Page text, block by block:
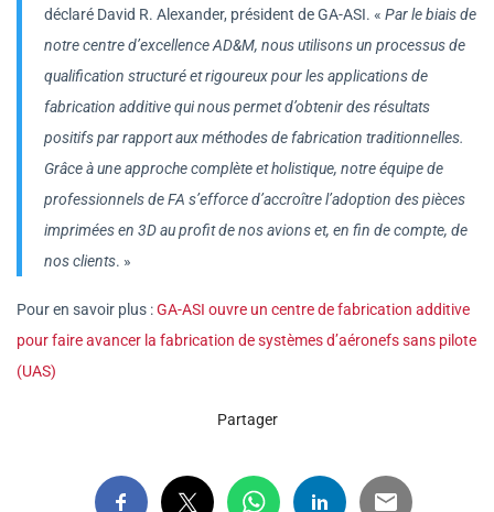
déclaré David R. Alexander, président de GA-ASI. « Par le biais de
notre centre d’excellence AD&M, nous utilisons un processus de
qualification structuré et rigoureux pour les applications de
fabrication additive qui nous permet d’obtenir des résultats
positifs par rapport aux méthodes de fabrication traditionnelles.
Grâce à une approche complète et holistique, notre équipe de
professionnels de FA s’efforce d’accroître l’adoption des pièces
imprimées en 3D au profit de nos avions et, en fin de compte, de
nos clients. »
Pour en savoir plus :GA-ASI ouvre un centre de fabrication additive
pour faire avancer la fabrication de systèmes d’aéronefs sans pilote
(UAS)
Partager